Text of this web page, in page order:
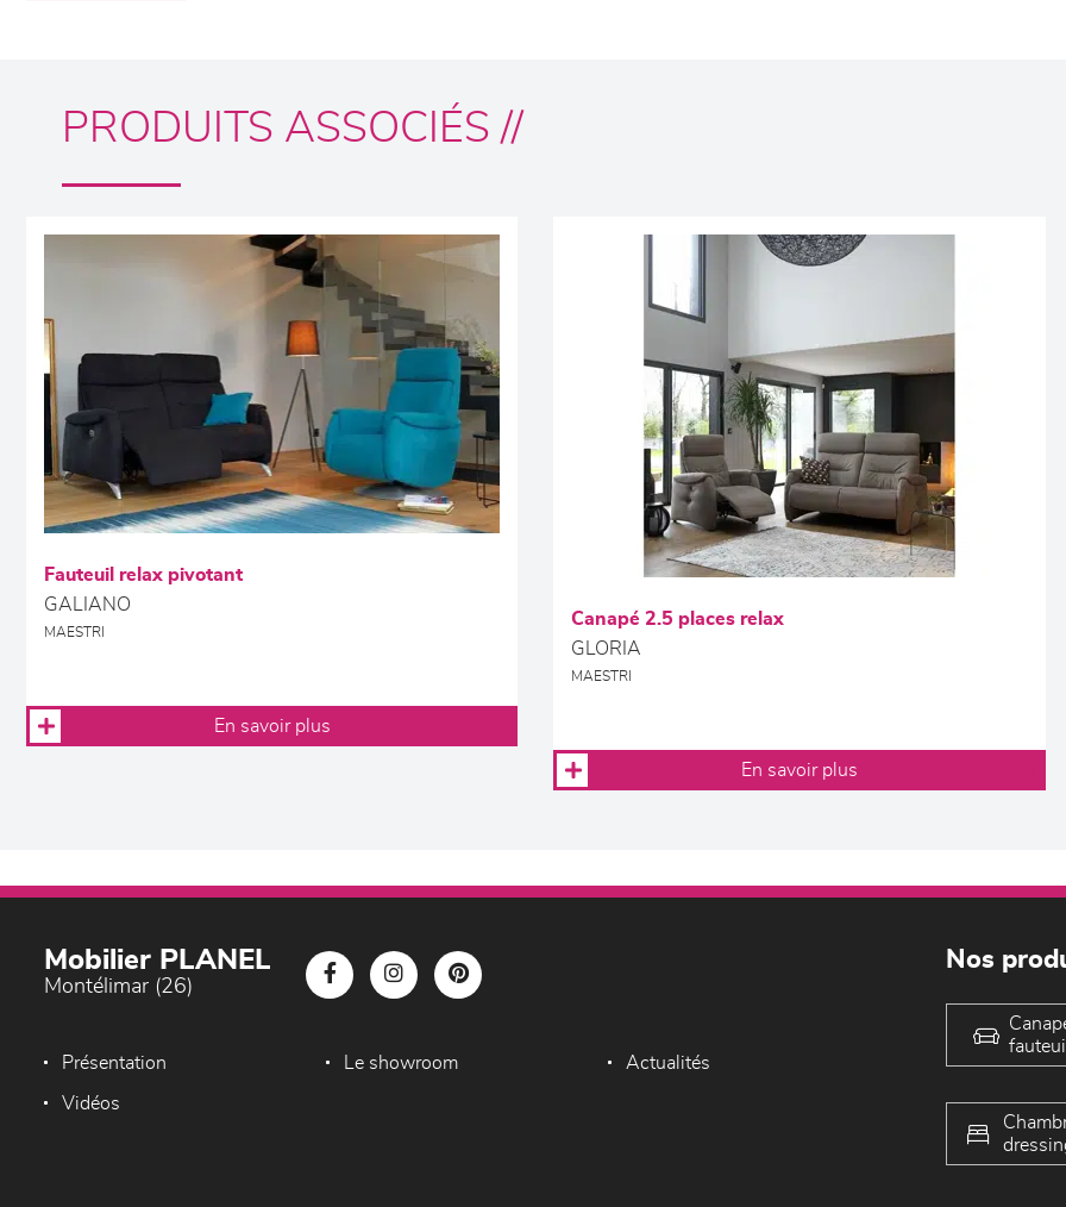
PRODUITS ASSOCIÉS //
Fauteuil relax pivotant
GALIANO
MAESTRI
En savoir plus
Canapé 2.5 places relax
GLORIA
MAESTRI
En savoir plus
Mobilier PLANEL
Montélimar (26)
Présentation Le showroom Actualités
Vidéos
Nos